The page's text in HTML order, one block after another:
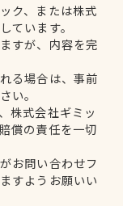
ク、または株式
ています。
すが、内容を完
る場合は、事前
い。
株式会社ギミッ
償の責任を一切
お問い合わせフ
すようお願いい